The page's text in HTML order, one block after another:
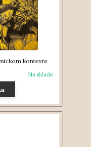
kontexte
Na sklade